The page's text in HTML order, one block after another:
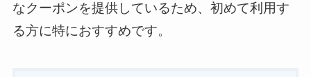
なクーポンを提供しているため、初めて利用す
る方に特におすすめです。